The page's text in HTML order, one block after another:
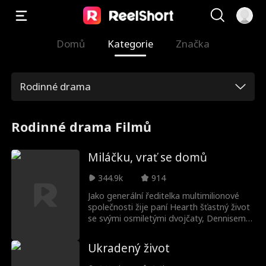
Domů Kategorie Značka
Rodinné drama
Rodinné drama Filmů
Miláčku, vrať se domů
344.9k
914
Jako generální ředitelka multimilionové
společnosti žije paní Hearth šťastný život
se svými osmiletými dvojčaty, Dennisem a
změní, když se její sekretář John pokusí
unést Dennise, ale věci se zvrtly, když
omylem popadne Stellu, Dennisovu
Ukradený život